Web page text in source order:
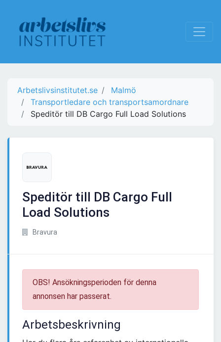
Arbetslivsinstitutet.se
Malmö
Transportledare och transportsamordnare
Speditör till DB Cargo Full Load Solutions
Speditör till DB Cargo Full
Load Solutions
Bravura
OBS! Ansökningsperioden för denna
annonsen har passerat.
Arbetsbeskrivning